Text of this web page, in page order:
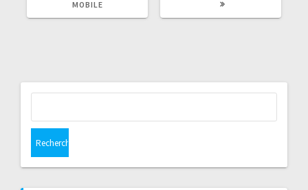
MOBILE